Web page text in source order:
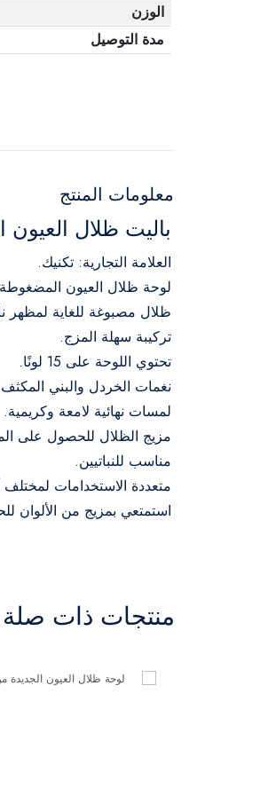
الوزن
مدة التوصيل
معلومات المنتج
باليت ظلال
العلامة التجارية: تكنيك.
لوحة ظلال العيون
ظلال مصبوغة للغاية لمظهر
تركيبة سهلة المزج.
تحتوي اللوحة على 15 لونًا.
نغمات الخردل والبني المكثف
لمسات نهائية لامعة وكريمية.
مزيج الظلال للحصول على
مناسب للنباتيين.
متعددة الاستخدامات لمختلف
استمتعي بمزيج من الألوان
منتجات ذات صلة